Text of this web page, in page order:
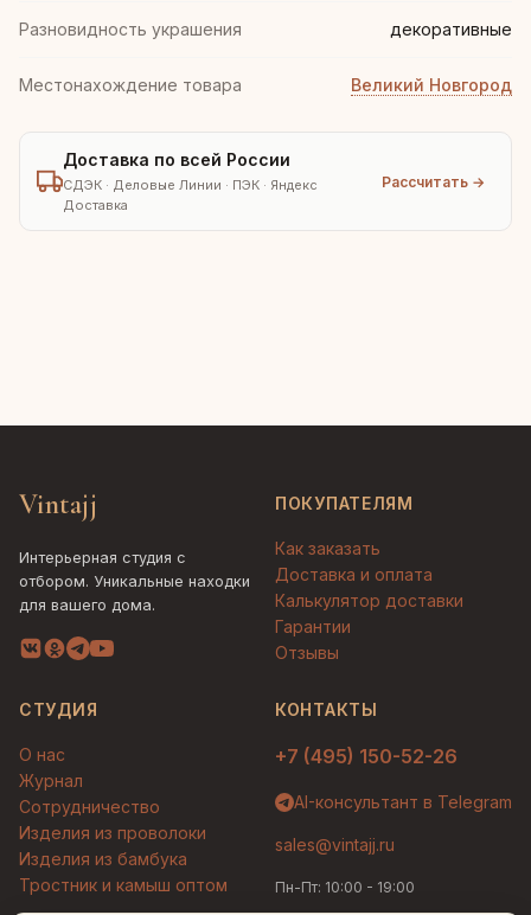
Разновидность украшения декоративные
Местонахождение товара Великий Новгород
Доставка по всей России
СДЭК · Деловые Линии · ПЭК · Яндекс
Доставка
Рассчитать →
Vintajj
Интерьерная студия с
отбором. Уникальные находки
для вашего дома.
ПОКУПАТЕЛЯМ
Как заказать
Доставка и оплата
Калькулятор доставки
Гарантии
Отзывы
СТУДИЯ
О нас
Журнал
Сотрудничество
Изделия из проволоки
Изделия из бамбука
Тростник и камыш оптом
КОНТАКТЫ
+7 (495) 150-52-26
AI-консультант в Telegram
sales@vintajj.ru
Пн-Пт: 10:00 - 19:00
Людмила